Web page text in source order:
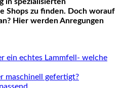
in spezialisierten
Shops zu finden. Doch worauf
Hier werden Anregungen
ein echtes Lammfell- welche
maschinell gefertigt?